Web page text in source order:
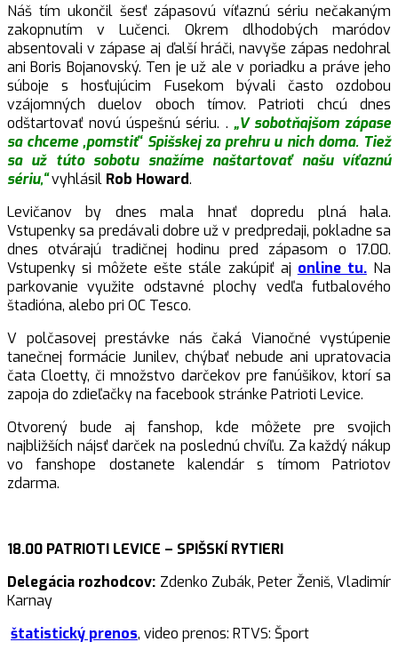
Náš tím ukončil šesť zápasovú víťaznú sériu nečakaným
zakopnutím v Lučenci. Okrem dlhodobých maródov
absentovali v zápase aj ďalší hráči, navyše zápas nedohral
ani Boris Bojanovský. Ten je už ale v poriadku a práve jeho
súboje s hosťujúcim Fusekom bývali často ozdobou
vzájomných duelov oboch tímov. Patrioti chcú dnes
odštartovať novú úspešnú sériu. . „V sobotňajšom zápase
sa chceme ‚pomstiť‘ Spišskej za prehru u nich doma. Tiež
sa už túto sobotu snažíme naštartovať našu víťaznú
sériu,“vyhlásil Rob Howard.
Levičanov by dnes mala hnať dopredu plná hala.
Vstupenky sa predávali dobre už v predpredaji, pokladne sa
dnes otvárajú tradičnej hodinu pred zápasom o 17.00.
Vstupenky si môžete ešte stále zakúpiť aj online tu. Na
parkovanie využite odstavné plochy vedľa futbalového
štadióna, alebo pri OC Tesco.
V polčasovej prestávke nás čaká Vianočné vystúpenie
tanečnej formácie Junilev, chýbať nebude ani upratovacia
čata Cloetty, či množstvo darčekov pre fanúšikov, ktorí sa
zapoja do zdieľačky na facebook stránke Patrioti Levice.
Otvorený bude aj fanshop, kde môžete pre svojich
najbližších nájsť darček na poslednú chvíľu. Za každý nákup
vo fanshope dostanete kalendár s tímom Patriotov
zdarma.
18.00 PATRIOTI LEVICE – SPIŠSKÍ RYTIERI
Delegácia rozhodcov: Zdenko Zubák, Peter Ženiš, Vladimír
Karnay
štatistický prenos, video prenos: RTVS: Šport